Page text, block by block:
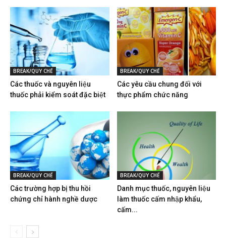
BREAK/QUY CHẾ
Các thuốc và nguyên liệu
thuốc phải kiểm soát đặc biệt
BREAK/QUY CHẾ
Các yêu cầu chung đối với
thực phẩm chức năng
BREAK/QUY CHẾ
Các trường hợp bị thu hồi
chứng chỉ hành nghề dược
BREAK/QUY CHẾ
Danh mục thuốc, nguyên liệu
làm thuốc cấm nhập khẩu,
cấm...